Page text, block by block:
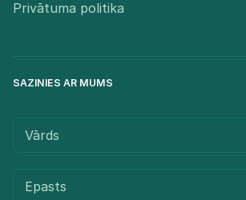
Privātuma politika
SAZINIES AR MUMS